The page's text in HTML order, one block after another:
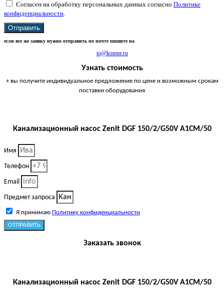
Согласен на обработку персональных данных согласно Политике
конфиденциальности.
Отправить
если все же заявку нужно отправить по почте пишите на
to@kompr.ru
Узнать стоимость
+ вы получите индивидуальное предложение по цене и возможным срокам
поставки оборудования
Канализационный насос Zenit DGF 150/2/G50V A1CM/50
Имя
Телефон
Email
Предмет запроса
Я принимаю Политику конфиденциальности
ОТПРАВИТЬ
Заказать звонок
Канализационный насос Zenit DGF 150/2/G50V A1CM/50